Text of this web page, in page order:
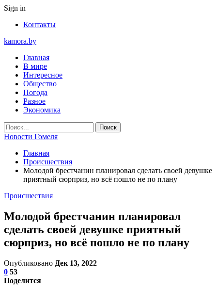
Sign in
Контакты
kamora.by
Главная
В мире
Интересное
Общество
Погода
Разное
Экономика
Новости Гомеля
Главная
Происшествия
Молодой брестчанин планировал сделать своей девушке
приятный сюрприз, но всё пошло не по плану
Происшествия
Молодой брестчанин планировал
сделать своей девушке приятный
сюрприз, но всё пошло не по плану
Опубликовано Дек 13, 2022
0 53
Поделится